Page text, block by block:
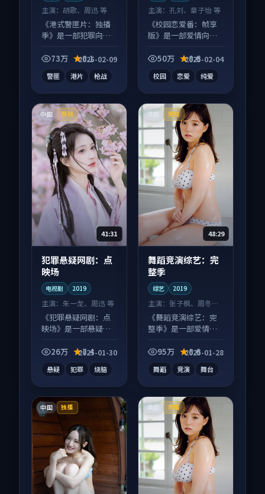
主演： 胡歌、周迅 等
《港式警匪片：独播
季》是一部犯罪向电
为内核，情感戏份扎
73万 8.1
2025-02-09
警匪 港片 枪战
主演：孔刘、章子怡 等
《校园恋爱番：帧享
版》是一部爱情向动
行，细节值得二刷回
50万 8.6
2025-02-04
校园 恋爱 纯爱
中国 院线
41:31
犯罪悬疑网剧：点
映场
电视剧 2019
主演： 朱一龙、周迅 等
《犯罪悬疑网剧：点
映场》是一部悬疑向
成长为内核，情感戏
26万 7.4
2025-01-30
悬疑 犯罪 烧脑
法国 完结
48:29
舞蹈竞演综艺：完
整季
综艺 2019
主演： 张子枫、周冬雨
等
《舞蹈竞演综艺：完
整季》是一部爱情向
度高，适合配弹幕观
95万 8.6
2025-01-28
舞蹈 竞演 舞台
中国 独播 美国 热播